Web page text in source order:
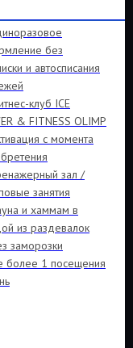
без
и автосписания
клуб ICE
& FITNESS OLIMP
с момента
зал /
занятия
и хаммам в
из раздевалок
заморозки
более 1 посещения